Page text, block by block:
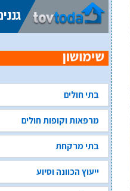
בתי חולים
מרפאות וקופות חולים
בתי מרקחת
ייעוץ הכוונה וסיוע